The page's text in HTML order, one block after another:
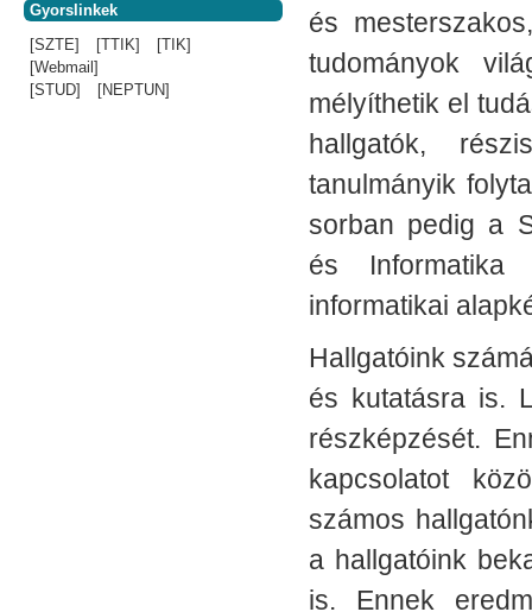
és
tudományok
mélyíthetik el
hallgatók,
tanulmányik
sorban pedig a
és Informatika
informatikai
Hallgatóink
és kutatásra is.
részképzését.
kapcsolatot
számos
a hallgatóink
is. Ennek
Gyorslinkek
[SZTE]
[TTIK]
[TIK]
[Webmail]
[STUD]
[NEPTUN]